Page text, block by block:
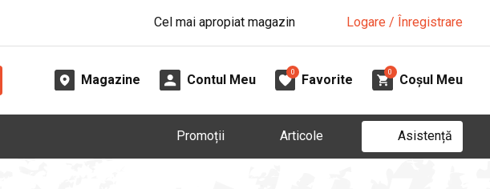
Cel mai apropiat magazin Logare / Înregistrare
Magazine Contul Meu
0
Favorite
0
Coșul Meu
Promoții Articole Asistență